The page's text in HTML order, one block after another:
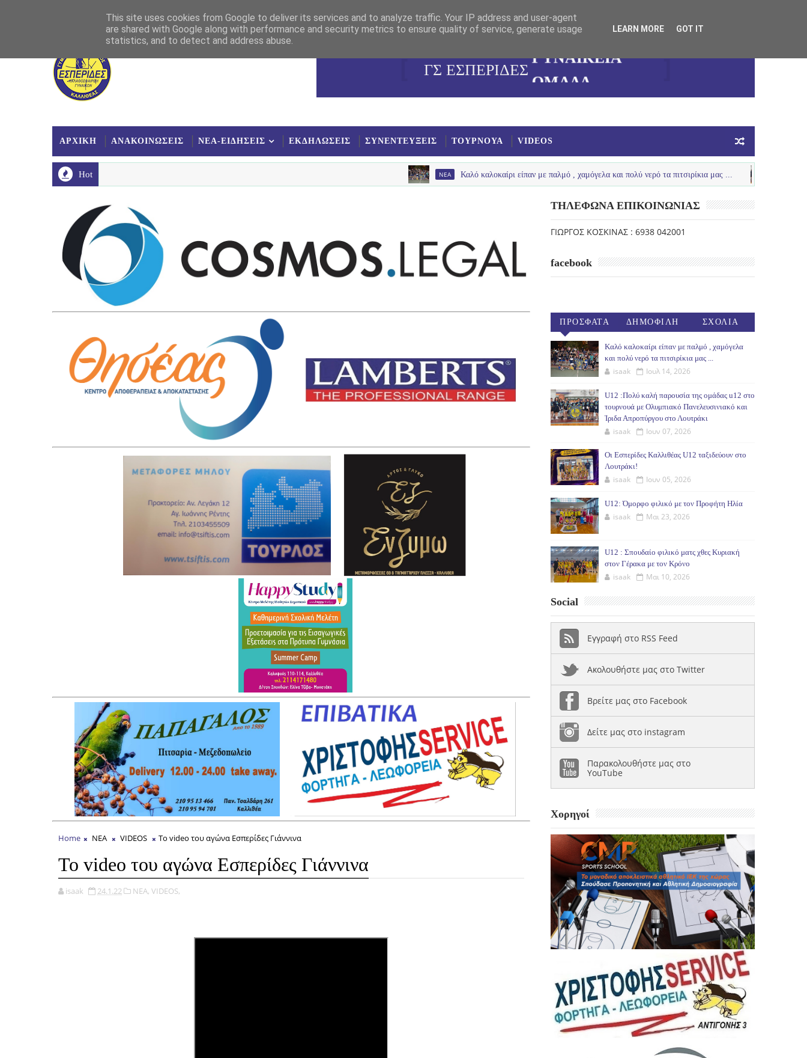
ΓΣ ΕΣΠΕΡΙΔΕΣ
ΟΜΑΔΑ
ΑΡΧΙΚΗ ΑΝΑΚΟΙΝΩΣΕΙΣ ΝΕΑ-ΕΙΔΗΣΕΙΣ ΕΚΔΗΛΩΣΕΙΣ ΣΥΝΕΝΤΕΥΞΕΙΣ ΤΟΥΡΝΟΥΑ VIDEOS
Hot NEA Καλό καλοκαίρι είπαν με παλμό , χαμόγελα και πολύ νερό τα πιτσιρίκια μας ... LOUTRAKI SPRING
Home ΝΕΑ VIDEOS Το video του αγώνα Εσπερίδες Γιάννινα
Το video του αγώνα Εσπερίδες Γιάννινα
isaak 24.1.22 ΝΕΑ, VIDEOS,
ΤΗΛΕΦΩΝΑ ΕΠΙΚΟΙΝΩΝΙΑΣ
ΓΙΩΡΓΟΣ ΚΟΣΚΙΝΑΣ : 6938 042001
facebook
ΠΡΟΣΦΑΤΑ ΔΗΜΟΦΙΛΗ ΣΧΟΛΙΑ
Καλό καλοκαίρι είπαν με παλμό , χαμόγελα
και πολύ νερό τα πιτσιρίκια μας ...
isaak Ιουλ 14, 2026
U12 :Πολύ καλή παρουσία της ομάδας u12 στο
τουρνουά με Ολυμπιακό Πανελευσινιακό και
Ίριδα Απροπύργου στο Λουτράκι
isaak Ιουν 07, 2026
Οι Εσπερίδες Καλλιθέας U12 ταξιδεύουν στο
Λουτράκι!
isaak Ιουν 05, 2026
U12: Όμορφο φιλικό με τον Προφήτη Ηλία
isaak Μαι 23, 2026
U12 : Σπουδαίο φιλικό ματς χθες Κυριακή
στον Γέρακα με τον Κρόνο
isaak Μαι 10, 2026
Social
Εγγραφή στο RSS Feed
Ακολουθήστε μας στο Twitter
Βρείτε μας στο Facebook
Δείτε μας στο instagram
Παρακολουθήστε μας στο
YouTube
Χορηγοί
This site uses cookies from Google to deliver its services and to analyze traffic. Your IP address and user-agent
are shared with Google along with performance and security metrics to ensure quality of service, generate usage
statistics, and to detect and address abuse.
LEARN MORE GOT IT